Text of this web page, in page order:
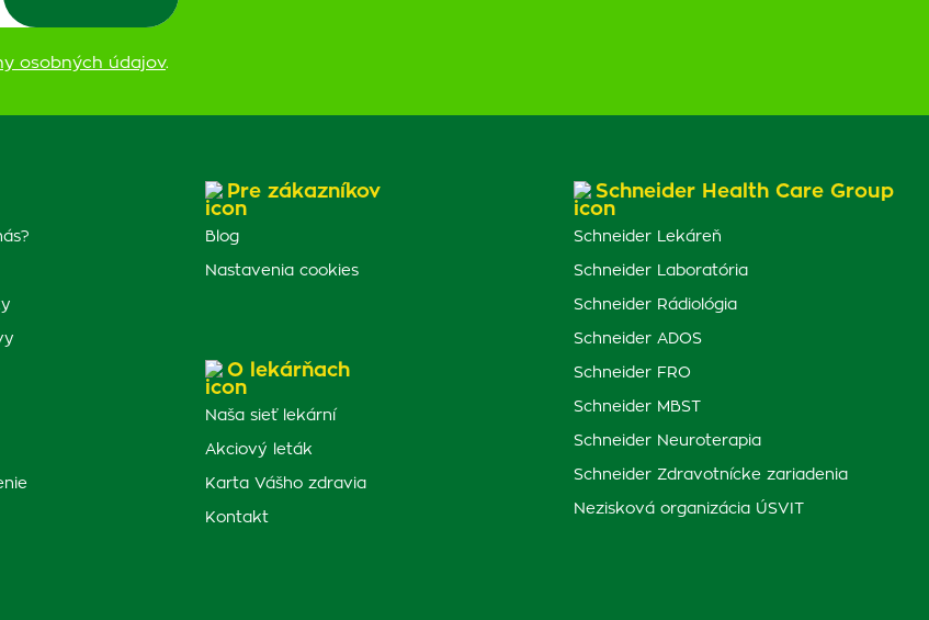
osobných údajov.
Pre zákazníkov
Blog
Nastavenia cookies
O lekárňach
Naša sieť lekární
Akciový leták
Karta Vášho zdravia
Kontakt
Schneider Health Care Group
Schneider Lekáreň
Schneider Laboratória
Schneider Rádiológia
Schneider ADOS
Schneider FRO
Schneider MBST
Schneider Neuroterapia
Schneider Zdravotnícke zariadenia
Nezisková organizácia ÚSVIT